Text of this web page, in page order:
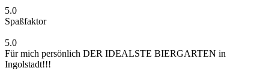
5.0
Spaßfaktor
5.0
Für mich persönlich DER IDEALSTE BIERGARTEN in
Ingolstadt!!!